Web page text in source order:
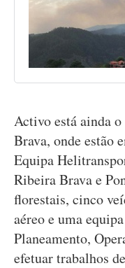
Activo está ainda
Brava, onde estão
Equipa
Ribeira Brava e
florestais, cinco
aéreo e uma
Planeamento,
efetuar trabalhos